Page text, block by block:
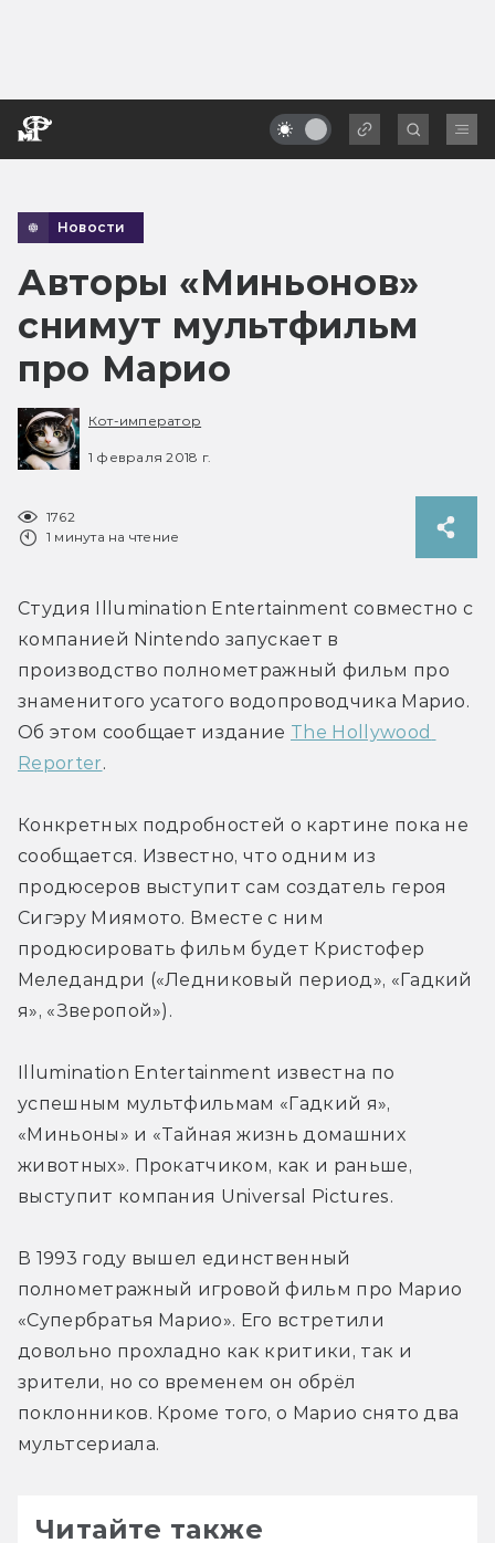
Новости
Авторы «Миньонов»
снимут мультфильм
про Марио
Кот-император
1 февраля 2018 г.
1762
1 минута на чтение
Студия Illumination Entertainment совместно с
компанией Nintendo запускает в
производство полнометражный фильм про
знаменитого усатого водопроводчика Марио.
Об этом сообщает издание The Hollywood
Reporter.
Конкретных подробностей о картине пока не
сообщается. Известно, что одним из
продюсеров выступит сам создатель героя
Сигэру Миямото. Вместе с ним
продюсировать фильм будет Кристофер
Меледандри («Ледниковый период», «Гадкий
я», «Зверопой»).
Illumination Entertainment известна по
успешным мультфильмам «Гадкий я»,
«Миньоны» и «Тайная жизнь домашних
животных». Прокатчиком, как и раньше,
выступит компания Universal Pictures.
В 1993 году вышел единственный
полнометражный игровой фильм про Марио
«Супербратья Марио». Его встретили
довольно прохладно как критики, так и
зрители, но со временем он обрёл
поклонников. Кроме того, о Марио снято два
мультсериала.
Читайте также